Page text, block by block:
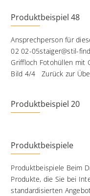
Produktbeispiel 48
Ansprechperson für
02 02-05staiger@stil-
Griffloch Fotohüllen
Bild 4/4 Zurück zur
Produktbeispiel 20
Produktbeispiele
Produktbeispiele Beim
Produkte, die Sie bei
standardisierten